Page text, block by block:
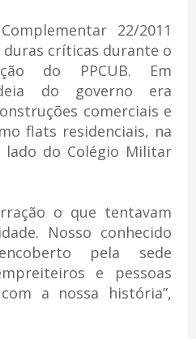
22/2011
duras críticas durante o
do PPCUB. Em
do governo era
comerciais e
flats residenciais, na
lado do Colégio Militar
o que tentavam
Nosso conhecido
pela sede
e pessoas
a nossa história”,